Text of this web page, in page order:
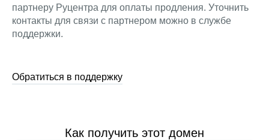
партнеру Руцентра для оплаты продления. Уточнить
контакты для связи с партнером можно в службе
поддержки.
Обратиться в поддержку
Как получить этот домен